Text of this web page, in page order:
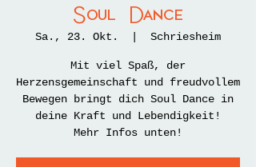
Soul Dance
Sa., 23. Okt. Schriesheim
Mit viel Spaß, der
Herzensgemeinschaft und freudvollem
Bewegen bringt dich Soul Dance in
deine Kraft und Lebendigkeit!
Mehr Infos unten!